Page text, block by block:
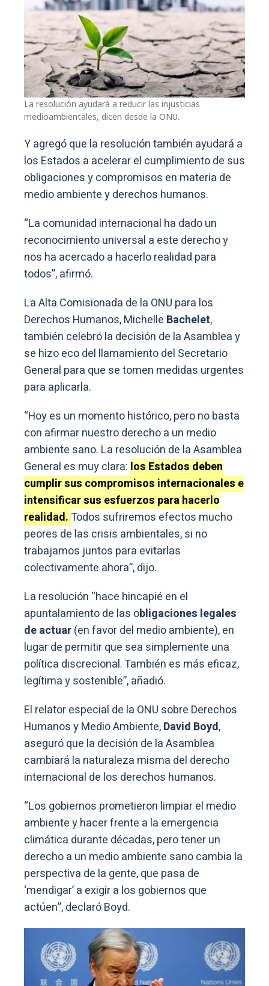
La resolución ayudará a reducir las injusticias
medioambientales, dicen desde la ONU.
Y agregó que la resolución también ayudará a
los Estados a acelerar el cumplimiento de sus
obligaciones y compromisos en materia de
medio ambiente y derechos humanos.
“La comunidad internacional ha dado un
reconocimiento universal a este derecho y
nos ha acercado a hacerlo realidad para
todos”, afirmó.
La Alta Comisionada de la ONU para los
Derechos Humanos, Michelle Bachelet,
también celebró la decisión de la Asamblea y
se hizo eco del llamamiento del Secretario
General para que se tomen medidas urgentes
para aplicarla.
“Hoy es un momento histórico, pero no basta
con afirmar nuestro derecho a un medio
ambiente sano. La resolución de la Asamblea
General es muy clara: los Estados deben
cumplir sus compromisos internacionales e
intensificar sus esfuerzos para hacerlo
realidad. Todos sufriremos efectos mucho
peores de las crisis ambientales, si no
trabajamos juntos para evitarlas
colectivamente ahora”, dijo.
La resolución “hace hincapié en el
apuntalamiento de las obligaciones legales
de actuar(en favor del medio ambiente), en
lugar de permitir que sea simplemente una
política discrecional. También es más eficaz,
legítima y sostenible”, añadió.
El relator especial de la ONU sobre Derechos
Humanos y Medio Ambiente,David Boyd,
aseguró que la decisión de la Asamblea
cambiará la naturaleza misma del derecho
internacional de los derechos humanos.
“Los gobiernos prometieron limpiar el medio
ambiente y hacer frente a la emergencia
climática durante décadas, pero tener un
derecho a un medio ambiente sano cambia la
perspectiva de la gente, que pasa de
‘mendigar’ a exigir a los gobiernos que
actúen”, declaró Boyd.